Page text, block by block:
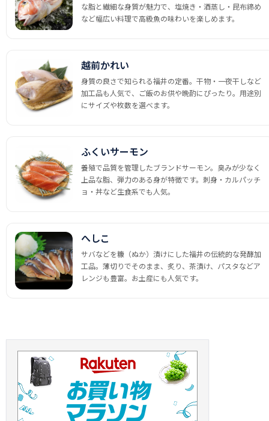
な脂と繊細な身質が魅力で、塩焼き・酒蒸し・昆布締め
など幅広い料理で高級魚の味わいを楽しめます。
越前かれい
身質の良さで知られる福井の定番。干物・一夜干しなど
加工品も人気で、ご飯のお供や晩酌にぴったり。用途別
にサイズや枚数を選べます。
ふくいサーモン
養殖で品質を管理したブランドサーモン。臭みが少なく
上品な脂、弾力のある身が特徴です。刺身・カルパッチ
ョ・丼など生食系でも人気。
へしこ
サバなどを糠（ぬか）漬けにした福井の伝統的な発酵加
工品。薄切りでそのまま、炙り、茶漬け、パスタなどア
レンジも豊富。お土産にも人気です。